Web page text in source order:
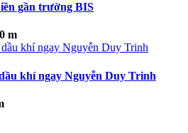
gần trường BIS
m
khí ngay Nguyễn Duy Trinh